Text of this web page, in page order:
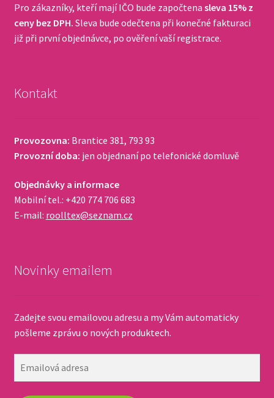
Pro zákazníky, kteří mají IČO bude započtena sleva 15% z
ceny bez DPH. Sleva bude odečtena při konečné fakturaci
již při první objednávce, po ověření vaší registrace.
Kontakt
Provozovna: Brantice 381, 793 93
Provozní doba: jen objednaní po telefonické domluvě
Objednávky a informace
Mobilní tel.: +420 774 706 683
E-mail: roolltex@seznam.cz
Novinky emailem
Zadejte svou emailovou adresu a my Vám automaticky
pošleme zprávu o nových produktech.